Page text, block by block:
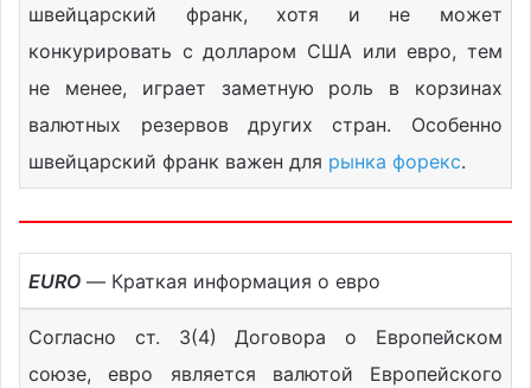
швейцарский франк, хотя и не может
конкурировать с долларом США или евро, тем
не менее, играет заметную роль в корзинах
валютных резервов других стран. Особенно
швейцарский франк важен для рынка форекс.
EURO — Краткая информация о евро
Согласно ст. 3(4) Договора о Европейском
союзе, евро является валютой Европейского